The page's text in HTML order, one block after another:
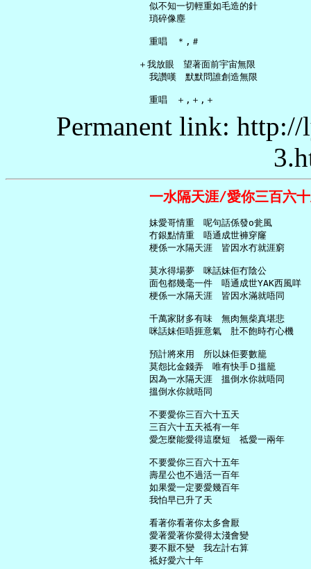
     似不知一切輕重如毛造的針
     瑣碎像塵
     重唱　＊,＃
   ＋我放眼　望著面前宇宙無限
     我讚嘆　默默問誰創造無限
Permanent link:
一水隔天涯/愛你三百六
     妹愛哥情重　呢句話係發o瓮風
     冇銀點情重　唔通成世褲穿窿
     梗係一水隔天涯　皆因水冇就涯窮
     莫水得場夢　咪話妹佢冇陰公
     面包都幾毫一件　唔通成世YAK西風咩
     梗係一水隔天涯　皆因水滿就唔同
     千萬家財多有味　無肉無柴真堪悲
     咪話妹佢唔捱意氣　肚不飽時冇心機
     預計將來用　所以妹佢要數籠
     莫怨比金錢弄　唯有快手Ｄ搵籠
     因為一水隔天涯　搵倒水你就唔同
     搵倒水你就唔同
     不要愛你三百六十五天
     三百六十五天祗有一年
     愛怎麼能愛得這麼短　祗愛一兩年
     不要愛你三百六十五年
     壽星公也不過活一百年
     如果愛一定要愛幾百年
     我怕早已升了天
     看著你看著你太多會厭
     愛著愛著你愛得太淺會變
     要不厭不變　我左計右算
     祗好愛六十年